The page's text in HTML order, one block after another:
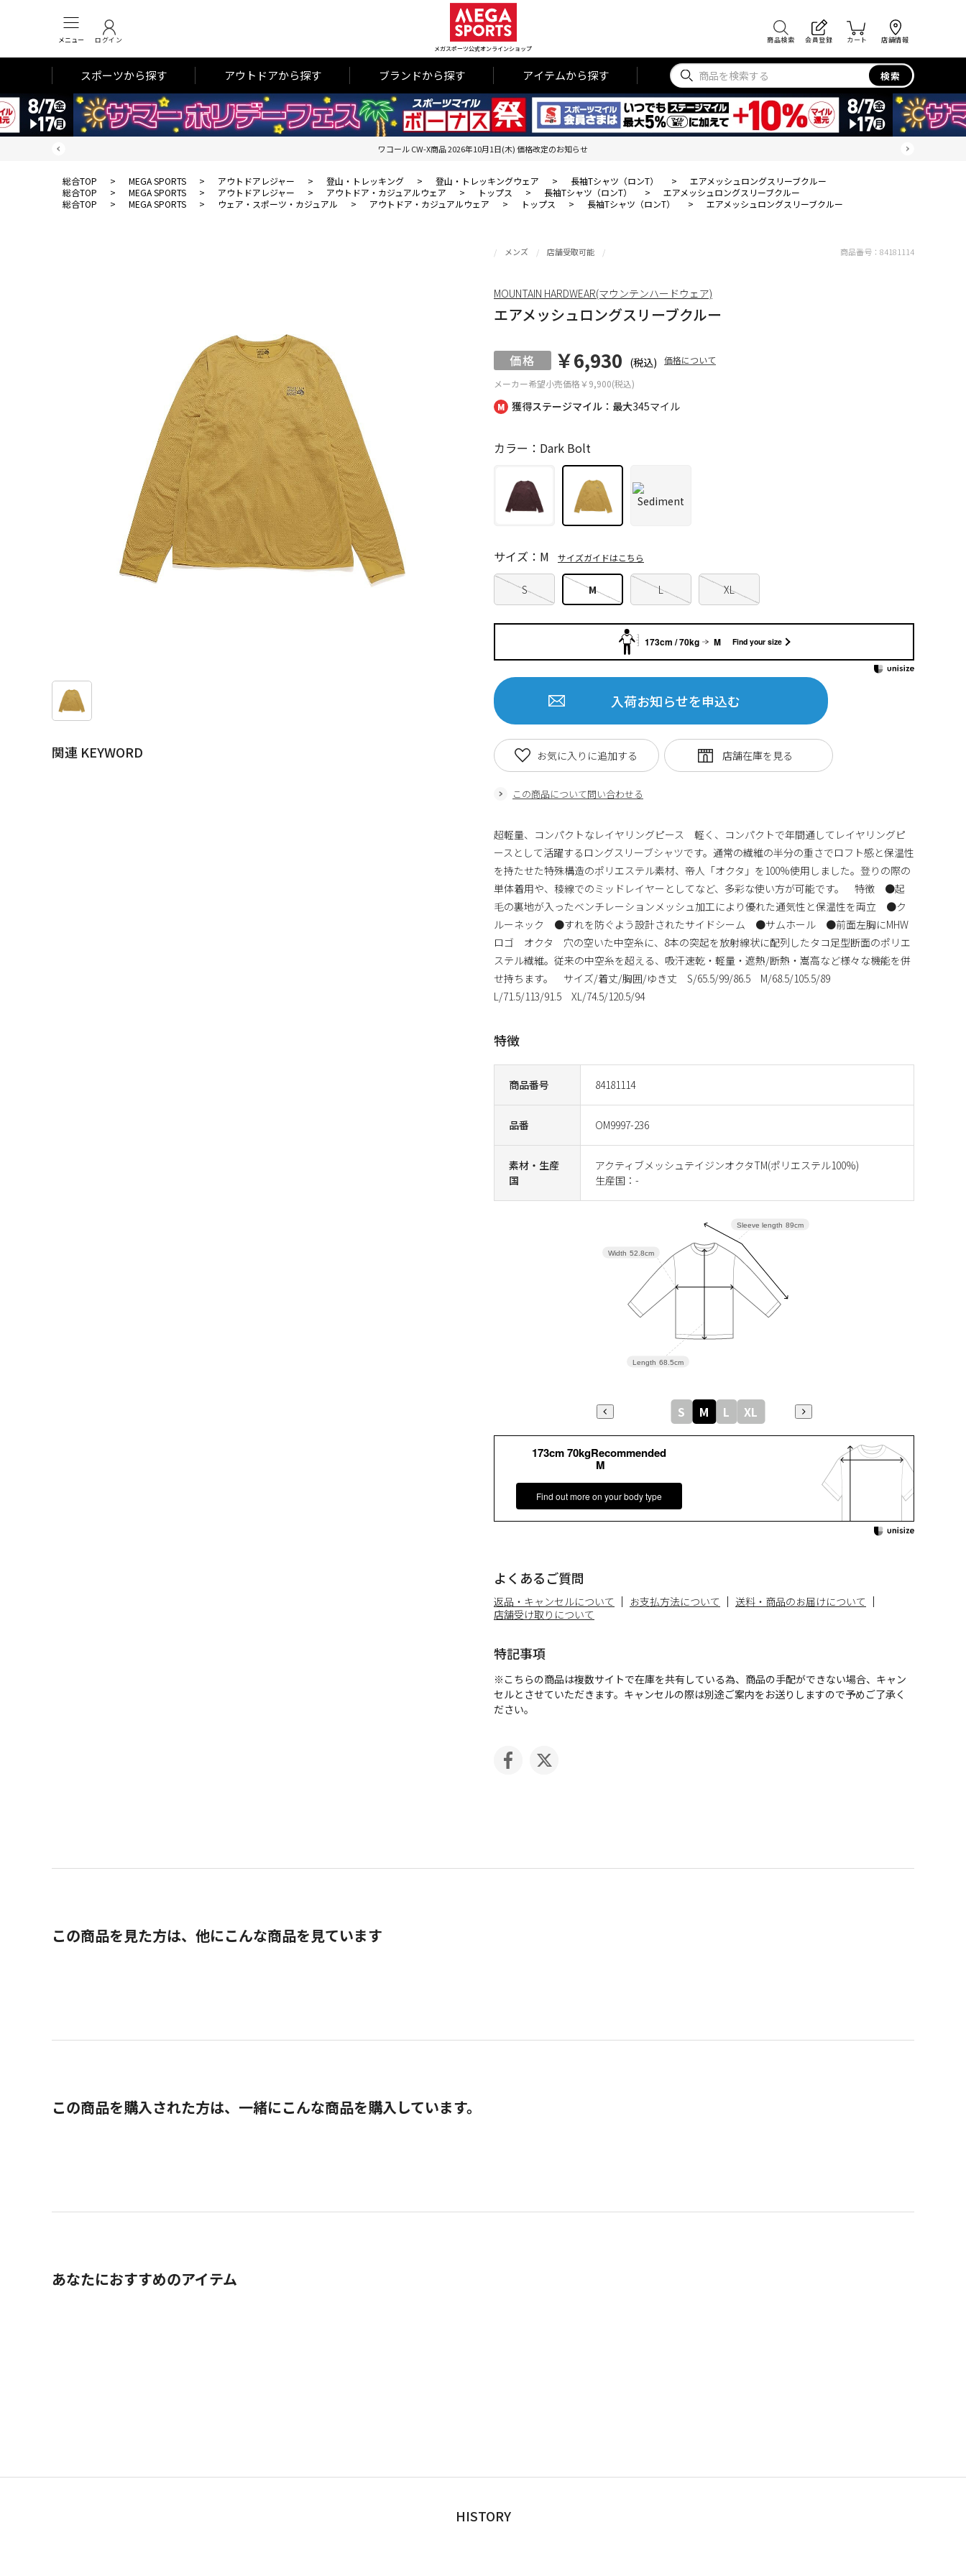
メニュー ログイン
メガスポーツ公式オンラインショップ
商品検索 会員登録 カート 店舗情報
スポーツから探す アウトドアから探す ブランドから探す アイテムから探す 検索
ワコール CW-X商品 2026年10月1日(木) 価格改定のお知らせ
総合TOP > MEGA SPORTS > アウトドアレジャー > 登山・トレッキング > 登山・トレッキングウェア > 長袖Tシャツ（ロンT） >
エアメッシュロングスリーブクルー
総合TOP
> MEGA SPORTS > アウトドアレジャー > アウトドア・カジュアルウェア > トップス > 長袖Tシャツ（ロンT） >
エアメッシュロングスリーブクルー
総合TOP
> MEGA SPORTS > ウェア・スポーツ・カジュアル > アウトドア・カジュアルウェア > トップス > 長袖Tシャツ（ロンT） > エアメッシュロングスリーブクルー
関連 KEYWORD
獲得ステージマイル：最大345マイル
メンズ 店舗受取可能
エアメッシュロングスリーブクルー
メーカー希望小売価格￥9,900(税込)
￥6,930 (税込) 価格について
商品番号 84181114
品番 OM9997-236
素材・生産
国
アクティブメッシュテイジンオクタTM(ポリエステル100%)
生産国：-
カラー：Dark Bolt
S M L XL
サイズ：M サイズガイドはこちら
入荷お知らせを申込む
この商品について問い合わせる
お気に入りに追加する
商品番号： 84181114
MOUNTAIN HARDWEAR(マウンテンハードウェア)
超軽量、コンパクトなレイヤリングピース 軽く、コンパクトで年間通してレイヤリングピ
ースとして活躍するロングスリーブシャツです。通常の繊維の半分の重さでロフト感と保温性
を持たせた特殊構造のポリエステル素材、帝人「オクタ」を100%使用しました。登りの際の
単体着用や、稜線でのミッドレイヤーとしてなど、多彩な使い方が可能です。 特徴 ●起
毛の裏地が入ったベンチレーションメッシュ加工により優れた通気性と保温性を両立 ●ク
ルーネック ●すれを防ぐよう設計されたサイドシーム ●サムホール ●前面左胸にMHW
ロゴ オクタ 穴の空いた中空糸に、8本の突起を放射線状に配列したタコ足型断面のポリエ
ステル繊維。従来の中空糸を超える、吸汗速乾・軽量・遮熱/断熱・嵩高など様々な機能を併
せ持ちます。 サイズ/着丈/胸囲/ゆき丈 S/65.5/99/86.5 M/68.5/105.5/89
L/71.5/113/91.5 XL/74.5/120.5/94
特徴
よくあるご質問
返品・キャンセルについて お支払方法について
送料・商品のお届けについて
店舗受け取りについて
特記事項
※こちらの商品は複数サイトで在庫を共有している為、商品の手配ができない場合、キャン
セルとさせていただきます。キャンセルの際は別途ご案内をお送りしますので予めご了承く
ださい。
173cm / 70kg M Find your size
173cm 70kgRecommended
M
Find out more on your body type
Sleeve length 89cm
Length 68.5cm
Width 52.8cm
S M L XL
この商品を見た方は、他にこんな商品を見ています
この商品を購入された方は、一緒にこんな商品を購入しています。
あなたにおすすめのアイテム
HISTORY